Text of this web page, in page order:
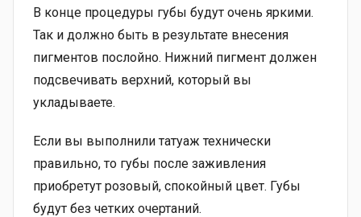
В конце процедуры губы будут очень яркими.
Так и должно быть в результате внесения
пигментов послойно. Нижний пигмент должен
подсвечивать верхний, который вы
укладываете.
Если вы выполнили татуаж технически
правильно, то губы после заживления
приобретут розовый, спокойный цвет. Губы
будут без четких очертаний.